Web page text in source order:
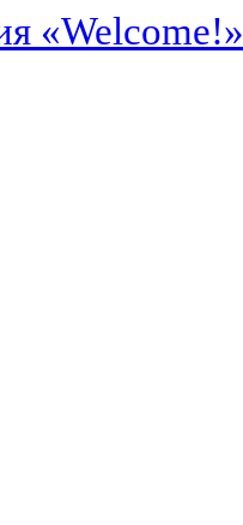
«Welcome!»